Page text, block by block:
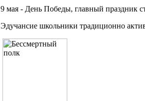
9 мая - День Победы, главный праздник
Эдучансие школьники традиционно